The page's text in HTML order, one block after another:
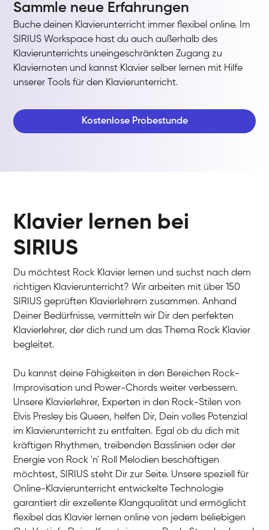
Sammle neue Erfahrungen
Buche deinen Klavierunterricht immer flexibel online. Im
SIRIUS Workspace hast du auch außerhalb des
Klavierunterrichts uneingeschränkten Zugang zu
Klaviernoten und kannst Klavier selber lernen mit Hilfe
unserer Tools für den Klavierunterricht.
Kostenlose Probestunde
Klavier lernen bei
SIRIUS
Du möchtest Rock Klavier lernen und suchst nach dem
richtigen Klavierunterricht? Wir arbeiten mit über 150
SIRIUS geprüften Klavierlehrern zusammen. Anhand
Deiner Bedürfnisse, vermitteln wir Dir den perfekten
Klavierlehrer, der dich rund um das Thema Rock Klavier
begleitet.
Du kannst deine Fähigkeiten in den Bereichen Rock-
Improvisation und Power-Chords weiter verbessern.
Unsere Klavierlehrer, Experten in den Rock-Stilen von
Elvis Presley bis Queen, helfen Dir, Dein volles Potenzial
im Klavierunterricht zu entfalten. Egal ob du dich mit
kräftigen Rhythmen, treibenden Basslinien oder der
Energie von Rock 'n' Roll Melodien beschäftigen
möchtest, SIRIUS steht Dir zur Seite. Unsere speziell für
Online-Klavierunterricht entwickelte Technologie
garantiert dir exzellente Klangqualität und ermöglicht
flexibel das Klavier lernen online von jedem beliebigen